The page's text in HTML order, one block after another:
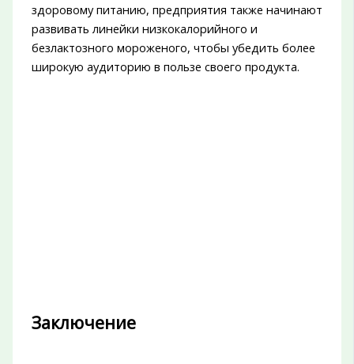
здоровому питанию, предприятия также начинают
развивать линейки низкокалорийного и
безлактозного мороженого, чтобы убедить более
широкую аудиторию в пользе своего продукта.
Заключение